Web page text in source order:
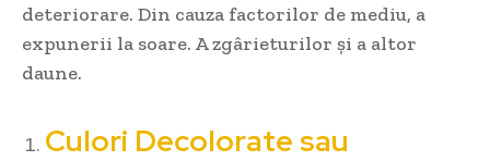
deteriorare. Din cauza factorilor de mediu, a
expunerii la soare. A zgârieturilor și a altor
daune.
Culori Decolorate sau